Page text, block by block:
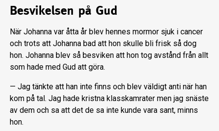
Besvikelsen på Gud
När Johanna var åtta år blev hennes mormor sjuk i cancer
och trots att Johanna bad att hon skulle bli frisk så dog
hon. Johanna blev så besviken att hon tog avstånd från allt
som hade med Gud att göra.
— Jag tänkte att han inte finns och blev väldigt anti när han
kom på tal. Jag hade kristna klasskamrater men jag snäste
av dem och sa att det de sa inte kunde vara sant, minns
hon.